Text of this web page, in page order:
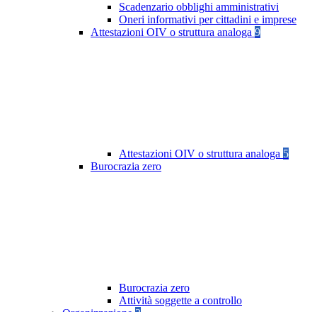
Scadenzario obblighi amministrativi
Oneri informativi per cittadini e imprese
Attestazioni OIV o struttura analoga 9
Attestazioni OIV o struttura analoga 5
Burocrazia zero
Burocrazia zero
Attività soggette a controllo